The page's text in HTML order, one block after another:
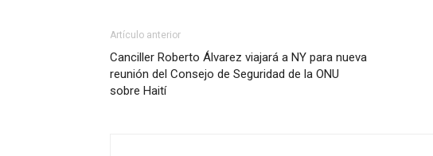
Artículo anterior
Canciller Roberto Álvarez viajará a NY para nueva
reunión del Consejo de Seguridad de la ONU
sobre Haití